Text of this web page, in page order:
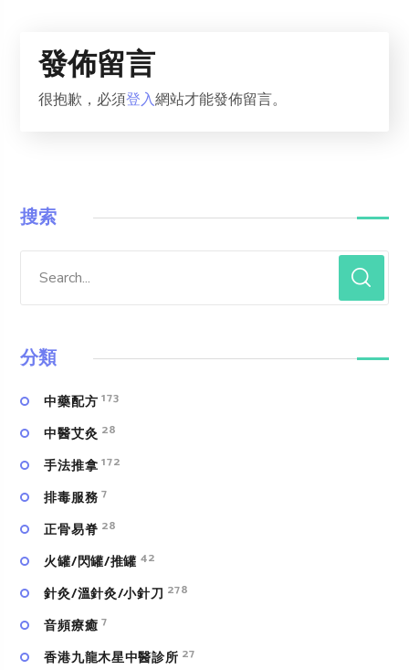
發佈留言
很抱歉，必須登入網站才能發佈留言。
搜索
分類
中藥配方 173
中醫艾灸 28
手法推拿 172
排毒服務 7
正骨易脊 28
火罐/閃罐/推罐 42
針灸/溫針灸/小針刀 278
⾳頻療癒 7
香港九龍木星中醫診所 27